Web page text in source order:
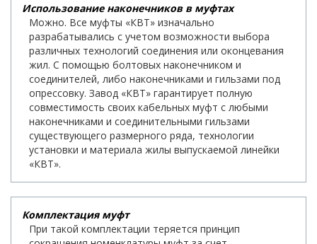
Использование наконечников в муфтах
Можно. Все муфты «КВТ» изначально
разрабатывались с учетом возможности выбора
различных технологий соединения или оконцевания
жил. С помощью болтовых наконечником и
соединителей, либо наконечниками и гильзами под
опрессовку. Завод «КВТ» гарантирует полную
совместимость своих кабельных муфт с любыми
наконечниками и соединительными гильзами
существующего размерного ряда, технологии
установки и материала жилы выпускаемой линейки
«КВТ».
Комплектация муфт
При такой комплектации теряется принцип